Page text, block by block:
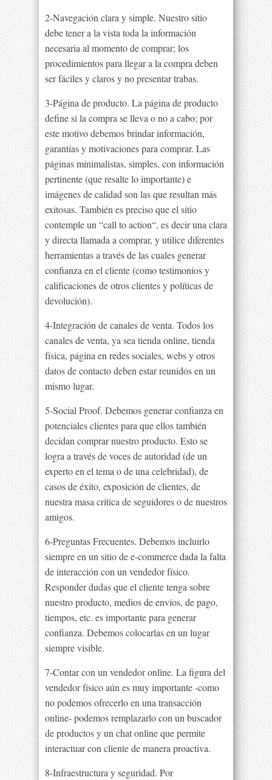
2-Navegación clara y simple. Nuestro sitio
debe tener a la vista toda la información
necesaria al momento de comprar; los
procedimientos para llegar a la compra deben
ser fáciles y claros y no presentar trabas.
3-Página de producto. La página de producto
define si la compra se lleva o no a cabo; por
este motivo debemos brindar información,
garantías y motivaciones para comprar. Las
páginas minimalistas, simples, con información
pertinente (que resalte lo importante) e
imágenes de calidad son las que resultan más
exitosas. También es preciso que el sitio
contemple un “call to action“, es decir una clara
y directa llamada a comprar, y utilice diferentes
herramientas a través de las cuales generar
confianza en el cliente (como testimonios y
calificaciones de otros clientes y políticas de
devolución).
4-Integración de canales de venta. Todos los
canales de venta, ya sea tienda online, tienda
física, página en redes sociales, webs y otros
datos de contacto deben estar reunidos en un
mismo lugar.
5-Social Proof. Debemos generar confianza en
potenciales clientes para que ellos también
decidan comprar nuestro producto. Esto se
logra a través de voces de autoridad (de un
experto en el tema o de una celebridad), de
casos de éxito, exposición de clientes, de
nuestra masa crítica de seguidores o de nuestros
amigos.
6-Preguntas Frecuentes. Debemos incluirlo
siempre en un sitio de e-commerce dada la falta
de interacción con un vendedor físico.
Responder dudas que el cliente tenga sobre
nuestro producto, medios de envíos, de pago,
tiempos, etc. es importante para generar
confianza. Debemos colocarlas en un lugar
siempre visible.
7-Contar con un vendedor online. La figura del
vendedor físico aún es muy importante -como
no podemos ofrecerlo en una transacción
online- podemos remplazarlo con un buscador
de productos y un chat online que permite
interactuar con cliente de manera proactiva.
8-Infraestructura y seguridad. Por